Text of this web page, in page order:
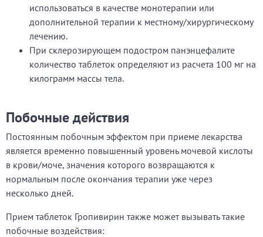
использоваться в качестве монотерапии или
дополнительной терапии к местному/хирургическому
лечению.
При склерозирующем подостром панэнцефалите
количество таблеток определяют из расчета 100 мг на
килограмм массы тела.
Побочные действия
Постоянным побочным эффектом при приеме лекарства
является временно повышенный уровень мочевой кислоты
в крови/моче, значения которого возвращаются к
нормальным после окончания терапии уже через
несколько дней.
Прием таблеток Гропивирин также может вызывать такие
побочные воздействия: